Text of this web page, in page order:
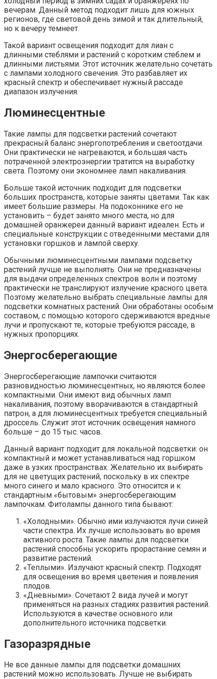
вечерам. Данный метод подходит лишь для южных
регионов, где световой день зимой и так длительный,
но к вечеру темнеет.
Такой вариант освещения подходит для лиан с
длинными стеблями и растений с коротким стеблем и
длинными листьями. Этот источник желательно сочетать
с лампами холодного свечения. Это разбавляет их
красный спектр и обеспечивает нужный рассаде
диапазон излучения.
Люминесцентные
Такие лампы для подсветки растений сочетают
прекрасный баланс энергопотребления и светоотдачи.
Они практически не нагреваются, и большая часть
потраченной электроэнергии тратится на выработку
света. Поэтому они экономнее ламп накаливания.
Больше такой источник подходит для подсветки
больших пространств, которые заняты цветами. Так как
имеет большие размеры. На подоконнике его не
установить – будет занято много места, но для
домашней оранжереи данный вариант идеален. Есть и
специальные конструкции с отведенными местами для
установки горшков и лампой сверху.
Обычными люминесцентными лампами подсветку
растений лучше не выполнять. Они не предназначены
для выдачи определенных спектров волн и поэтому
практически не транслируют излучение красного цвета.
Поэтому желательно выбрать специальные лампы для
подсветки комнатных растений. Они обработаны особым
составом, с помощью которого сдерживаются вредные
лучи и пропускают те, которые требуются рассаде, в
нужных пропорциях.
Энергосберегающие
Энергосберегающие лампочки считаются
разновидностью люминесцентных, но являются более
компактными. Они имеют вид обычных ламп
накаливания, поэтому вворачиваются в стандартный
патрон, а для люминесцентных требуется специальный
дроссель. Служит этот источник освещения намного
больше – до 15 тыс. часов.
Данный вариант подходит для локальной подсветки: он
компактный и может устанавливаться над горшком
даже в узких пространствах. Желательно их выбирать
для не цветущих растений, поскольку в их спектре
много синего и мало красного. Это относится и к
стандартным «бытовым» энергосберегающим
лампочкам. Фитолампы данного типа бывают:
«Холодными». Обычно ими излучаются лучи синей
части спектра. Их лучше использовать во время
активного роста. Такие лампы для подсветки
растений способны ускорить прорастание семян и
развитие растений.
«Теплыми». Излучают красный спектр. Подходят
для освещения во время цветения и появления
плодов.
«Дневными». Сочетают 2 вида лучей и могут
применяться на разных стадиях развития растений.
Используются в качестве основного или
дополнительного источника подсветки.
Газоразрядные
Не все данные лампы для подсветки домашних
растений можно использовать. Лучше не выбирать